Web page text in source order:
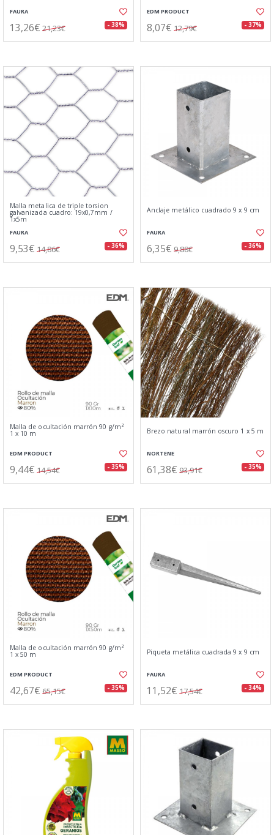
FAURA
13,26€ 21,23€ - 38%
EDM PRODUCT
8,07€ 12,79€ - 37%
Malla metalica de triple torsion
galvanizada cuadro: 19x0,7mm /
1x5m
FAURA
9,53€ 14,86€ - 36%
Anclaje metálico cuadrado 9 x 9 cm
FAURA
6,35€ 9,88€ - 36%
Malla de ocultación marrón 90 g/m²
1 x 10 m
EDM PRODUCT
9,44€ 14,54€ - 35%
Brezo natural marrón oscuro 1 x 5 m
NORTENE
61,38€ 93,91€ - 35%
Malla de ocultación marrón 90 g/m²
1 x 50 m
EDM PRODUCT
42,67€ 65,15€ - 35%
Piqueta metálica cuadrada 9 x 9 cm
FAURA
11,52€ 17,54€ - 34%